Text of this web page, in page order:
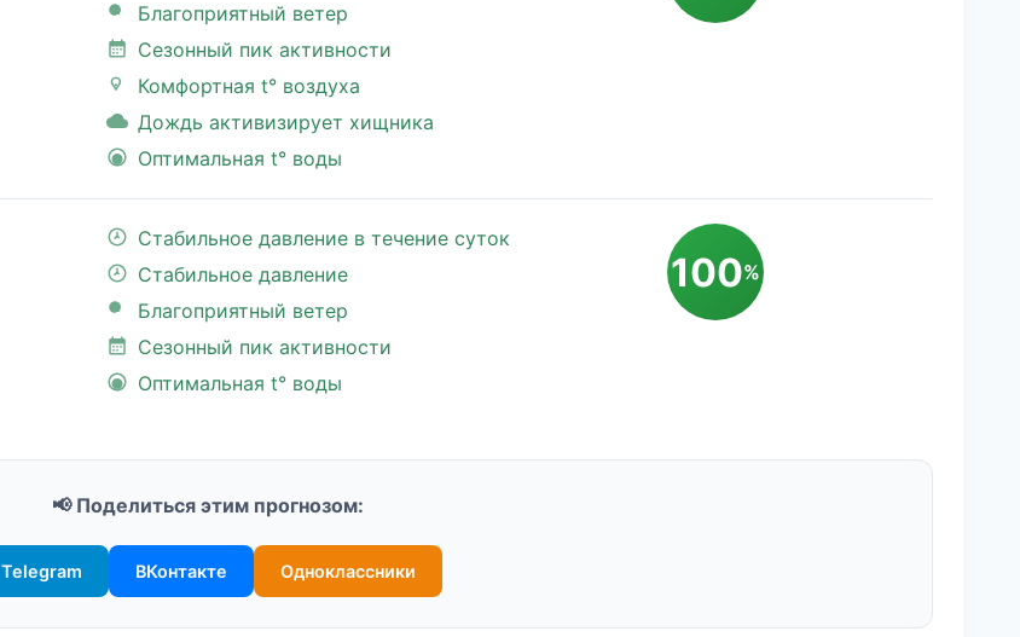
Благоприятный ветер
Сезонный пик активности
Комфортная t° воздуха
Дождь активизирует хищника
Оптимальная t° воды
Стабильное давление в течение суток
Стабильное давление
Благоприятный ветер
Сезонный пик активности
Оптимальная t° воды
100%
📢 Поделиться этим прогнозом:
Telegram ВКонтакте Одноклассники